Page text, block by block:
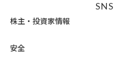
株主・投資家情報
安全
SNS